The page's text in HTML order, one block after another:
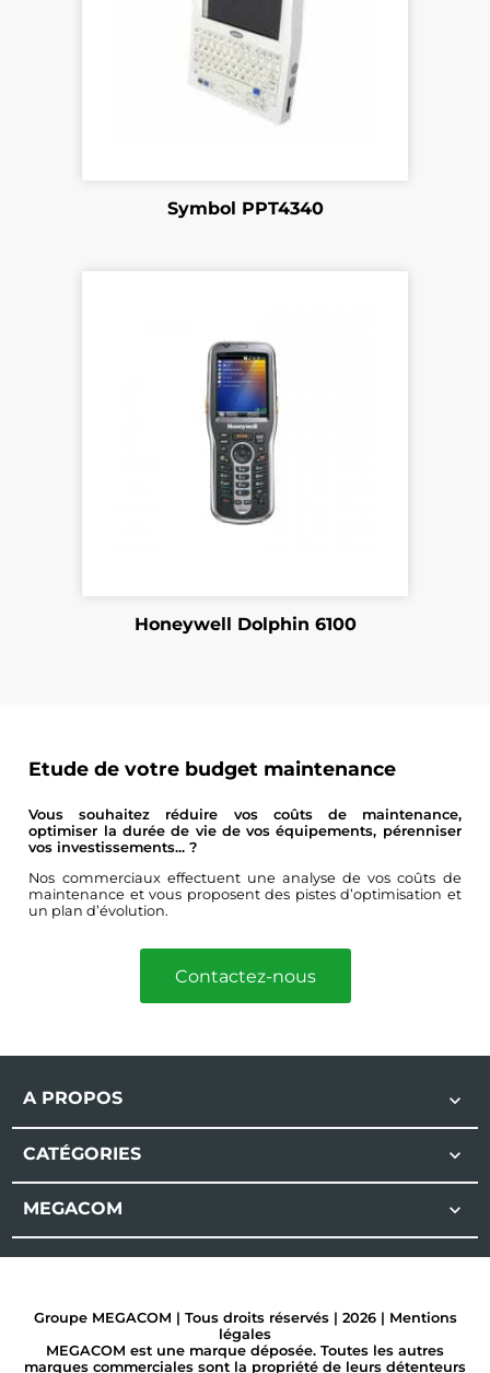
Symbol PPT4340
Honeywell Dolphin 6100
Etude de votre budget maintenance
Vous souhaitez réduire vos coûts de maintenance,
optimiser la durée de vie de vos équipements, pérenniser
vos investissements... ?
Nos commerciaux effectuent une analyse de vos coûts de
maintenance et vous proposent des pistes d’optimisation et
un plan d’évolution.
Contactez-nous
A PROPOS 
CATÉGORIES 
MEGACOM 
Groupe MEGACOM | Tous droits réservés | 2026 | Mentions
légales
MEGACOM est une marque déposée. Toutes les autres
marques commerciales sont la propriété de leurs détenteurs